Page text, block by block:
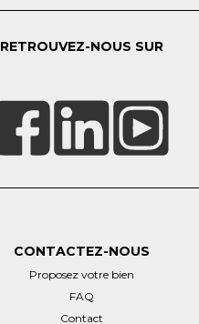
RETROUVEZ-NOUS SUR
CONTACTEZ-NOUS
Proposez votre bien
FAQ
Contact